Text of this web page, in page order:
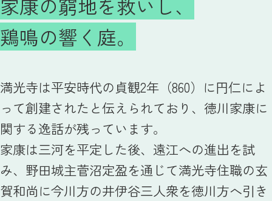
家康の窮地を救いし、
鶏鳴の響く庭。
満光寺は平安時代の貞観2年（860）に円仁によ
って創建されたと伝えられており、徳川家康に
関する逸話が残っています。
家康は三河を平定した後、遠江への進出を試
み、野田城主菅沼定盈を通じて満光寺住職の玄
賀和尚に今川方の井伊谷三人衆を徳川方へ引き